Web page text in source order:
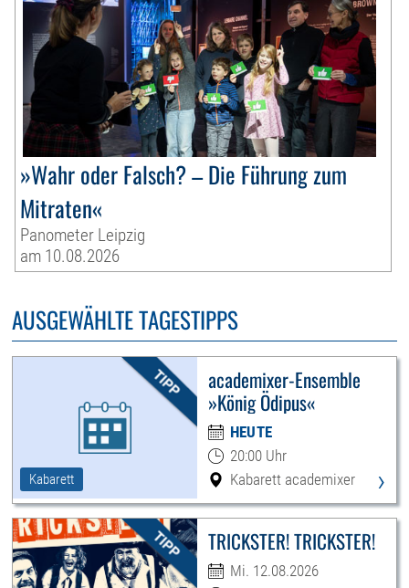
»Wahr oder Falsch? – Die Führung zum
Mitraten«
Panometer Leipzig
am 10.08.2026
AUSGEWÄHLTE TAGESTIPPS
Kabarett
academixer-Ensemble
»König Ödipus«
HEUTE
20:00 Uhr
Kabarett academixer
›
TRICKSTER! TRICKSTER!
Mi. 12.08.2026